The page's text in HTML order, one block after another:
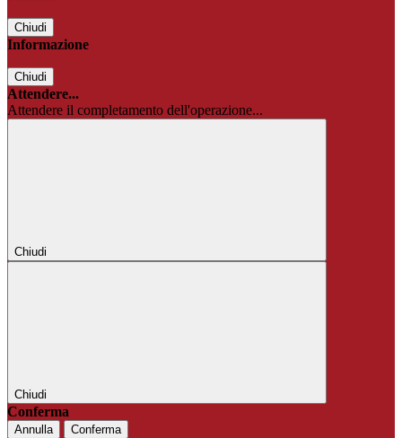
Chiudi
Informazione
Chiudi
Attendere...
Attendere il completamento dell'operazione...
Chiudi
Chiudi
Conferma
Annulla Conferma